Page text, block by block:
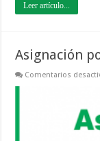
Leer artículo...
Asignación
Comentarios